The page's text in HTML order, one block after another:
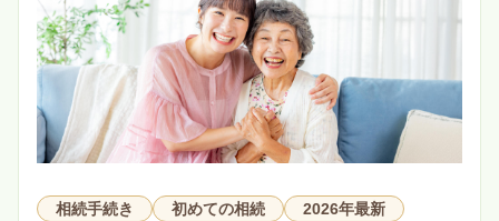
相続手続き 初めての相続
2026年最新